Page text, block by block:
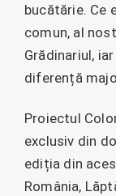
bucătărie. Ce
comun, al
Grădinariul,
diferență
Proiectul
exclusiv din
ediția din
România,